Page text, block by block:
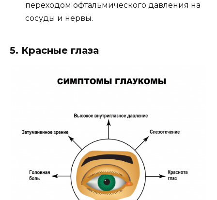
переходом офтальмического давления на
сосуды и нервы.
5. Красные глаза